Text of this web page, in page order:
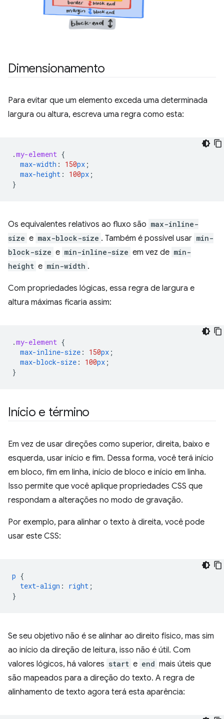
Dimensionamento
Para evitar que um elemento exceda uma determinada
largura ou altura, escreva uma regra como esta:
.my-element {
max-width : 150px ;
max-height : 100px ;
}
Os equivalentes relativos ao fluxo são max-inline-
size e max-block-size . Também é possível usar min-
block-size e min-inline-size em vez de min-
height e min-width .
Com propriedades lógicas, essa regra de largura e
altura máximas ficaria assim:
.my-element {
max-inline-size : 150px ;
max-block-size : 100px ;
}
Início e término
Em vez de usar direções como superior, direita, baixo e
esquerda, usar início e fim. Dessa forma, você terá início
em bloco, fim em linha, início de bloco e início em linha.
Isso permite que você aplique propriedades CSS que
respondam a alterações no modo de gravação.
Por exemplo, para alinhar o texto à direita, você pode
usar este CSS:
p {
text-align : right ;
}
Se seu objetivo não é se alinhar ao direito físico, mas sim
ao início da direção de leitura, isso não é útil. Com
valores lógicos, há valores start e end mais úteis que
são mapeados para a direção do texto. A regra de
alinhamento de texto agora terá esta aparência: